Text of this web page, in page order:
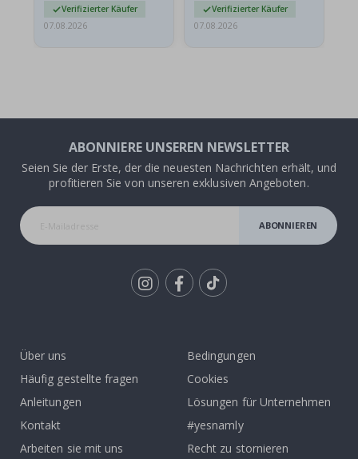
Verifizierter Käufer
07.08.2026
Verifizierter Käufer
07.08.2026
ABONNIERE UNSEREN NEWSLETTER
Seien Sie der Erste, der die neuesten Nachrichten erhält, und
profitieren Sie von unseren exklusiven Angeboten.
ABONNIEREN
Über uns
Häufig gestellte fragen
Anleitungen
Kontakt
Arbeiten sie mit uns
Bedingungen
Cookies
Lösungen für Unternehmen
#yesnamly
Recht zu stornieren